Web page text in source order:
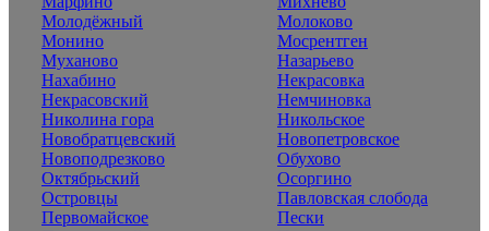
Молодёжный
Молоково
Монино
Мосрентген
Муханово
Назарьево
Нахабино
Некрасовка
Некрасовский
Немчиновка
Николина гора
Никольское
Новобратцевский
Новопетровское
Новоподрезково
Обухово
Октябрьский
Осоргино
Островцы
Павловская слобода
Первомайское
Пески